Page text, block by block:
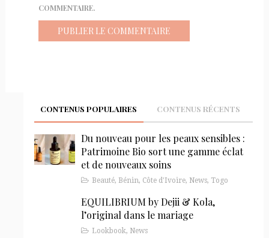
COMMENTAIRE.
CONTENUS POPULAIRES CONTENUS RÉCENTS
Du nouveau pour les peaux sensibles :
Patrimoine Bio sort une gamme éclat
et de nouveaux soins
Beauté, Bénin, Côte d'Ivoire, News, Togo
EQUILIBRIUM by Dejii & Kola,
l’original dans le mariage
Lookbook, News